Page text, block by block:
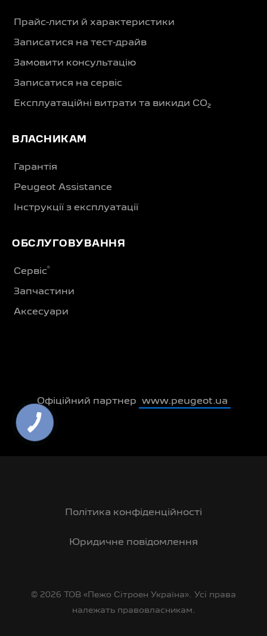
Прайс-листи й характеристики
Записатися на тест-драйв
Замовити консультацію
Записатися на сервіс
Експлуатаційні витрати та викиди CO₂
ВЛАСНИКАМ
Гарантія
Peugeot Assistance
Інструкції з експлуатації
ОБСЛУГОВУВАННЯ
Сервіс®
Запчастини
Аксесуари
Офіційний партнер www.peugeot.ua
Політика конфіденційності
Юридичне повідомлення
© 2026 ТОВ «Пежо Сітроен Україна». Усі права
належать правовласникам.